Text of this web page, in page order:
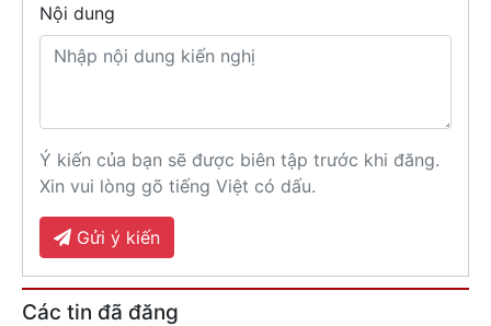
Nội dung
Ý kiến của bạn sẽ được biên tập trước khi đăng.
Xin vui lòng gõ tiếng Việt có dấu.
Gửi ý kiến
Các tin đã đăng